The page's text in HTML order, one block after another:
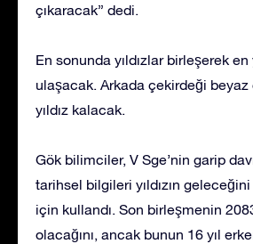
çıkaracak” dedi.
En sonunda yıldızlar birleşerek
ulaşacak. Arkada çekirdeği
yıldız kalacak.
Gök bilimciler, V Sge’nin garip
tarihsel bilgileri yıldızın
için kullandı. Son birleşmenin
olacağını, ancak bunun 16 yıl